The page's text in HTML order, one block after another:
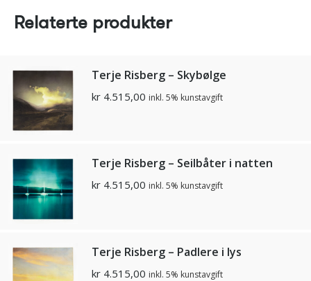
Relaterte produkter
Terje Risberg – Skybølge
kr 4.515,00 inkl. 5% kunstavgift
Terje Risberg – Seilbåter i natten
kr 4.515,00 inkl. 5% kunstavgift
Terje Risberg – Padlere i lys
kr 4.515,00 inkl. 5% kunstavgift